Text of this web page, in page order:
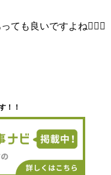
ても良いですよね︎👍🏻💫
！！